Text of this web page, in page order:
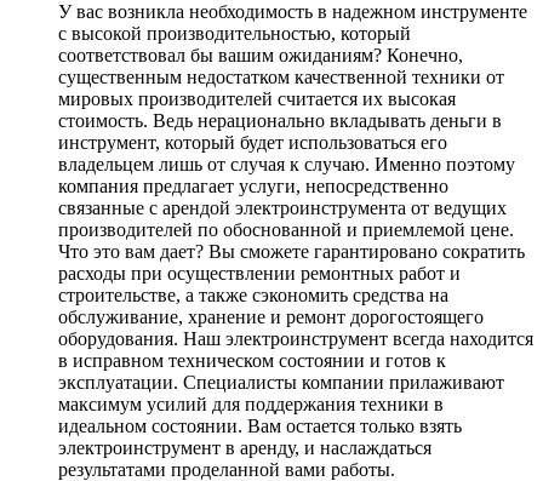
У вас возникла необходимость в надежном инструменте
с высокой производительностью, который
соответствовал бы вашим ожиданиям? Конечно,
существенным недостатком качественной техники от
мировых производителей считается их высокая
стоимость. Ведь нерационально вкладывать деньги в
инструмент, который будет использоваться его
владельцем лишь от случая к случаю. Именно поэтому
компания предлагает услуги, непосредственно
связанные с арендой электроинструмента от ведущих
производителей по обоснованной и приемлемой цене.
Что это вам дает? Вы сможете гарантировано сократить
расходы при осуществлении ремонтных работ и
строительстве, а также сэкономить средства на
обслуживание, хранение и ремонт дорогостоящего
оборудования. Наш электроинструмент всегда находится
в исправном техническом состоянии и готов к
эксплуатации. Специалисты компании прилаживают
максимум усилий для поддержания техники в
идеальном состоянии. Вам остается только взять
электроинструмент в аренду, и наслаждаться
результатами проделанной вами работы.